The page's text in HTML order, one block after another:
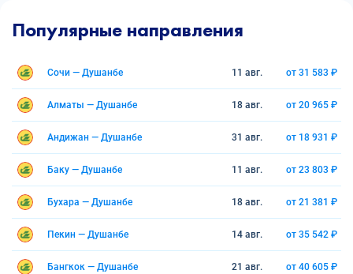
Популярные направления
Сочи — Душанбе 11 авг. от 31 583 ₽
Алматы — Душанбе 18 авг. от 20 965 ₽
Андижан — Душанбе 31 авг. от 18 931 ₽
Баку — Душанбе 11 авг. от 23 803 ₽
Бухара — Душанбе 18 авг. от 21 381 ₽
Пекин — Душанбе 14 авг. от 35 542 ₽
Бангкок — Душанбе 21 авг. от 40 605 ₽